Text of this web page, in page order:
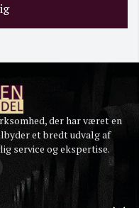
der har været en
et bredt udvalg af
service og ekspertise.